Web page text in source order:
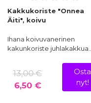
Kakkukoriste "Onnea
Äiti", koivu
Ihana koivuvanerinen
kakunkoriste juhlakakkua…
13,00 €
6,50 €
Osta
nyt!